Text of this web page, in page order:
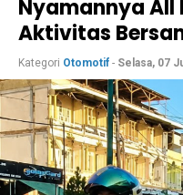
Nyamannya All
Aktivitas
Kategori Otomotif - Selasa, 07